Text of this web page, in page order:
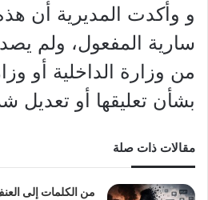
و وأكدت المديرية أن
سارية المفعول، ولم
من وزارة الداخلية أو
بشأن تعليقها أو تعديل
مقالات ذات صلة
من الكلمات إلى